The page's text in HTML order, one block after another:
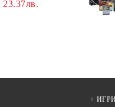
23.37лв.